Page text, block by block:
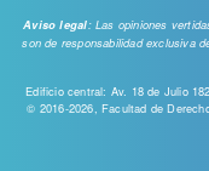
Aviso legal: Las opiniones
son de responsabilidad exclusiva
Edificio central: Av. 18 de Julio
© 2016-2026, Facultad de